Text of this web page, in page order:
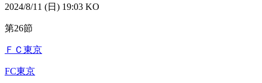
2024/8/11 (日) 19:03 KO
第26節
ＦＣ東京
FC東京